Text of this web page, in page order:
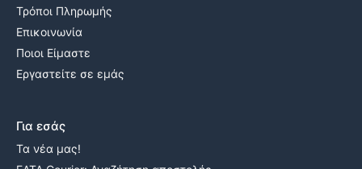
Τρόποι Πληρωμής
Επικοινωνία
Ποιοι Είμαστε
Εργαστείτε σε εμάς
Για εσάς
Τα νέα μας!